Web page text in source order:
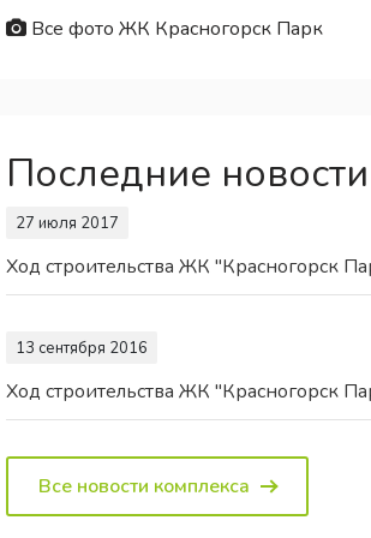
Все фото ЖК Красногорск Парк
Последние новости
27 июля 2017
Ход строительства ЖК "Красногорск
13 сентября 2016
Ход строительства ЖК "Красногорск
Все новости комплекса